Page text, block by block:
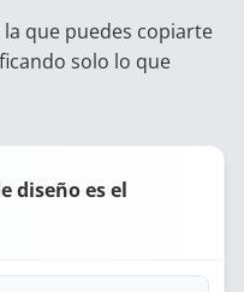
que puedes copiarte
solo lo que
diseño es el